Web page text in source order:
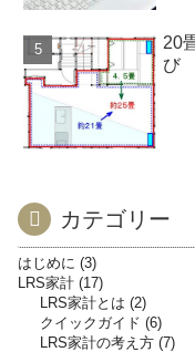
20
び
カテゴリー
はじめに
3
LRS家計 17
LRS家計とは
2
クイックガイド 6
LRS家計の考え方 7